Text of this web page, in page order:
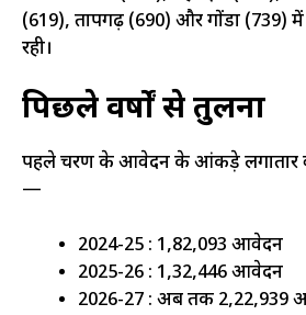
(619), प्रतापगढ़ (690) और गोंडा
रही।
पिछले वर्षों से तुलना
पहले चरण के आवेदन के आंकड़े लगातार
—
2024-25 : 1,82,093 आवेदन
2025-26 : 1,32,446 आवेदन
2026-27 : अब तक 2,22,939